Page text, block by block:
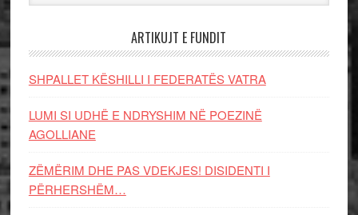
ARTIKUJT E FUNDIT
SHPALLET KËSHILLI I FEDERATËS VATRA
LUMI SI UDHË E NDRYSHIM NË POEZINË
AGOLLIANE
ZËMËRIM DHE PAS VDEKJES! DISIDENTI I
PËRHERSHËM…